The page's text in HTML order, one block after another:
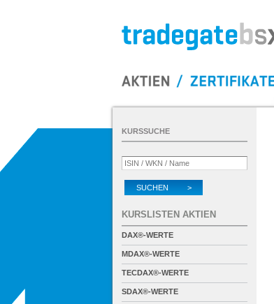
KURSSUCHE
SUCHEN >
KURSLISTEN AKTIEN
DAX®-WERTE
MDAX®-WERTE
TECDAX®-WERTE
SDAX®-WERTE